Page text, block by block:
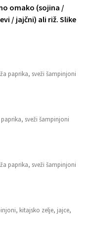
omako (sojina /
ali riž. Slike
paprika, sveži šampinjoni
sveži šampinjoni
paprika, sveži šampinjoni
kitajsko zelje, jajce,